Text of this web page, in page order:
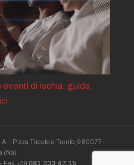
di Ischia: guida
- P.zza Trieste e Trento, 9 80077 -
(Na)
- Fax +39 081.333.47.15